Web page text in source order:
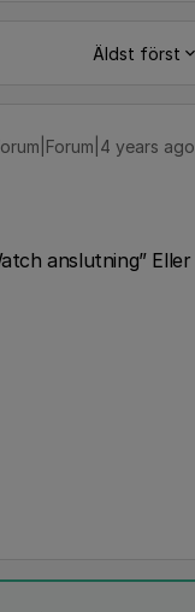
Äldst först
years ago
anslutning” Eller